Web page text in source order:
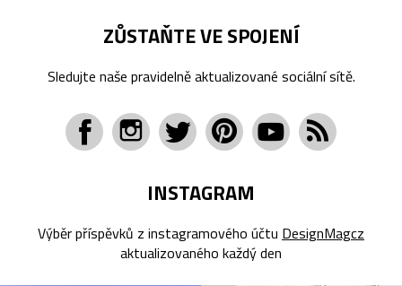
ZŮSTAŇTE VE SPOJENÍ
Sledujte naše pravidelně aktualizované sociální sítě.
INSTAGRAM
Výběr příspěvků z instagramového účtu DesignMagcz
aktualizovaného každý den